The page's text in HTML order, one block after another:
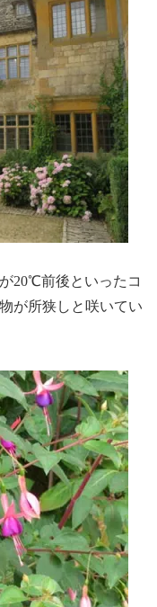
20℃前後といったコ
が所狭しと咲いてい